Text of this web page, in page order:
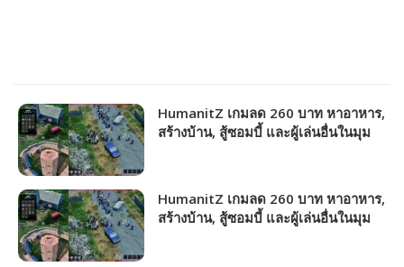
HumanitZ เกมลด 260 บาท หาอาหาร,
สร้างบ้าน, สู้ซอมบี้ และผู้เล่นอื่นในมุม
HumanitZ เกมลด 260 บาท หาอาหาร,
สร้างบ้าน, สู้ซอมบี้ และผู้เล่นอื่นในมุม